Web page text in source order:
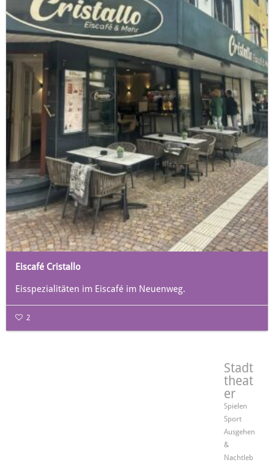
Eiscafé Cristallo
Eisspezialitäten im Eiscafé im Neuenweg.
2
Stadt
theat
er
Spielen
Sport
Ausgehen
&
Nachtleb